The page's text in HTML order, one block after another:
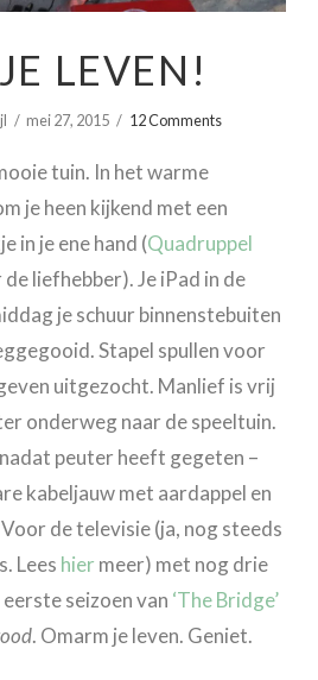
LEVEN!
mei 27, 2015 12 Comments
tuin. In het warme
je heen kijkend met een
in je ene hand (Quadruppel
liefhebber). Je iPad in de
je schuur binnenstebuiten
Stapel spullen voor
uitgezocht. Manlief is vrij
onderweg naar de speeltuin.
peuter heeft gegeten –
kabeljauw met aardappel en
de televisie (ja, nog steeds
Lees hier meer) met nog drie
seizoen van ‘The Bridge’
. Omarm je leven. Geniet.